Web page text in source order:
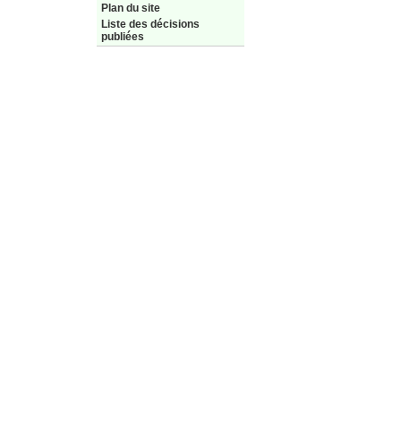
Plan du site
Liste des décisions
publiées